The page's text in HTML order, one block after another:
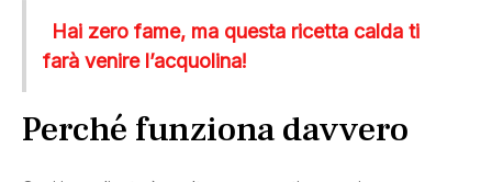
Hai zero fame, ma questa ricetta calda ti
farà venire l’acquolina!
Perché funziona davvero